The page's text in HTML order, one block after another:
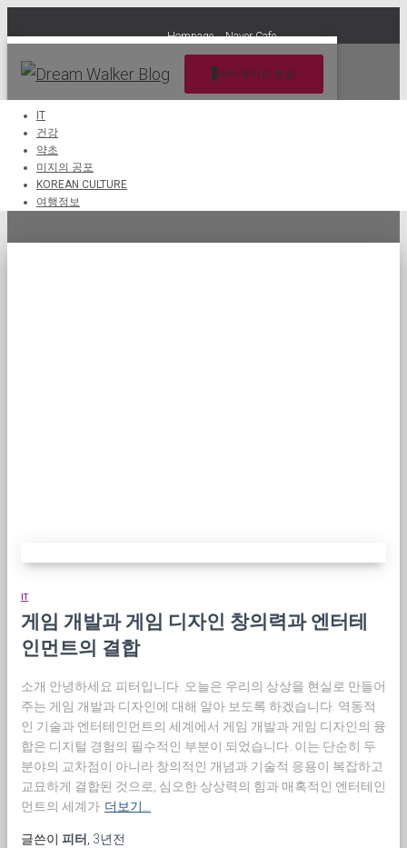
Hompage Naver Cafe
내비게이션 토글
IT
건강
약초
미지의 공포
KOREAN CULTURE
여행정보
게임 산업
IT
게임 개발과 게임 디자인 창의력과 엔터테
인먼트의 결합
소개 안녕하세요 피터입니다. 오늘은 우리의 상상을 현실로 만들어
주는 게임 개발과 디자인에 대해 알아 보도록 하겠습니다. 역동적
인 기술과 엔터테인먼트의 세계에서 게임 개발과 게임 디자인의 융
합은 디지털 경험의 필수적인 부분이 되었습니다. 이는 단순히 두
분야의 교차점이 아니라 창의적인 개념과 기술적 응용이 복잡하고
교묘하게 결합된 것으로, 심오한 상상력의 힘과 매혹적인 엔터테인
먼트의 세계가 더보기…
글쓴이 피터 , 3년전